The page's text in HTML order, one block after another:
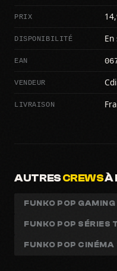
PRIX
DISPONIBILITÉ
EAN
VENDEUR
LIVRAISON
AUTRESCREWSÀ
FUNKO POP
FUNKO POP SÉRIES
FUNKO POP CINÉMA